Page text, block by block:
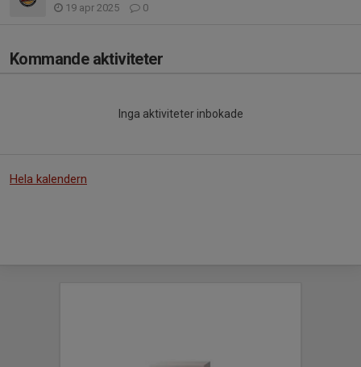
19 apr 2025 0
Kommande aktiviteter
Inga aktiviteter inbokade
Hela kalendern